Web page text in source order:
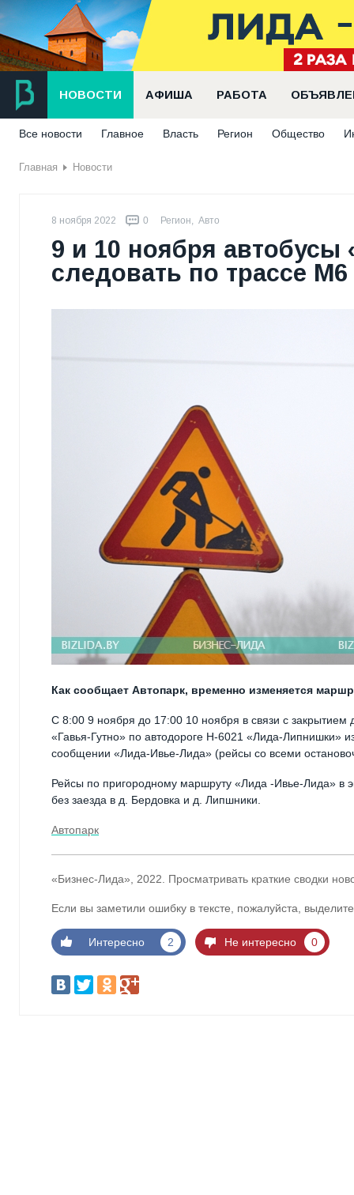
НОВОСТИ АФИША РАБОТА
Все новости Главное Власть Регион Общество
Главная Новости
8 ноября 2022 0 Регион, Авто
9 и 10 ноября
следовать по трассе М6
Как сообщает Автопарк, временно изменяется
С 8:00 9 ноября до 17:00 10 ноября в связи с
«Гавья-Гутно» по автодороге Н-6021 «Лида-Липнишки»
сообщении «Лида-Ивье-Лида» (рейсы со всеми
Рейсы по пригородному маршруту «Лида -Ивье-Лида» в
без заезда в д. Бердовка и д. Липшники.
Автопарк
«Бизнес-Лида», 2022. Просматривать краткие сводки
Если вы заметили ошибку в тексте, пожалуйста,
Интересно 2 Не интересно 0